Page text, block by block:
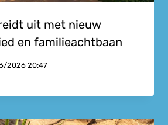
uit met nieuw
en familieachtbaan
2026 20:47